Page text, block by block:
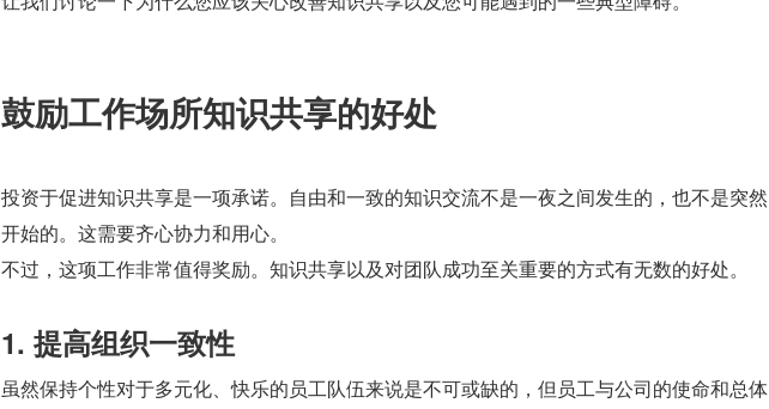
鼓励工作场所知识共享的好处
投资于促进知识共享是一项承诺。自由和一致的知识交流不是一夜之间发生的，也不是突然
开始的。这需要齐心协力和用心。
不过，这项工作非常值得奖励。知识共享以及对团队成功至关重要的方式有无数的好处。
1. 提高组织一致性
虽然保持个性对于多元化、快乐的员工队伍来说是不可或缺的，但员工与公司的使命和总体